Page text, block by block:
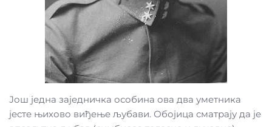
Још једна заједничка особина ова два уметника
јесте њихово виђење љубави. Обојица сматрају да је